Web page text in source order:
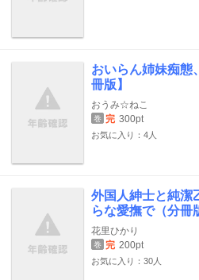
おいらん姉妹痴態
冊版】
おうみ☆ねこ
巻 完 300pt
お気に入り：4人
外国人紳士と純潔
らな愛撫で（分冊
花里ひかり
巻 完 200pt
お気に入り：30人